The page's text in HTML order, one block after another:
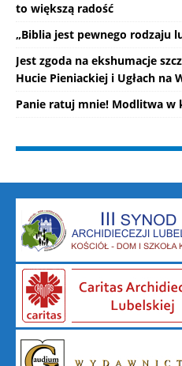
to większą radość
„Biblia jest pewnego rodzaju
Jest zgoda na ekshumacje
Hucie Pieniackiej i Ugłach na
Panie ratuj mnie! Modlitwa w